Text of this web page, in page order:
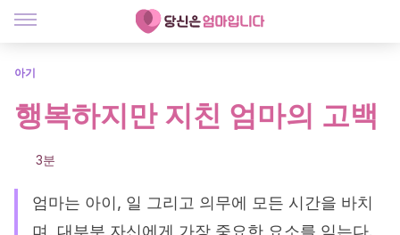
아기
행복하지만 지친 엄마의 고백
3분
엄마는 아이, 일 그리고 의무에 모든 시간을 바치
며, 대부분 자신에게 가장 중요한 요소를 잊는다.